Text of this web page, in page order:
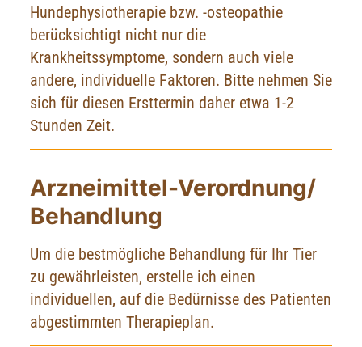
Hundephysiotherapie bzw. -osteopathie
berücksichtigt nicht nur die
Krankheitssymptome, sondern auch viele
andere, individuelle Faktoren. Bitte nehmen Sie
sich für diesen Ersttermin daher etwa 1-2
Stunden Zeit.
Arzneimittel-Verordnung/
Behandlung
Um die bestmögliche Behandlung für Ihr Tier
zu gewährleisten, erstelle ich einen
individuellen, auf die Bedürnisse des Patienten
abgestimmten Therapieplan.